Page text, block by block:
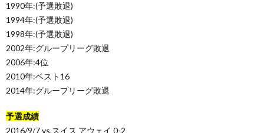
1990年:(予選敗退)
1994年:(予選敗退)
1998年:(予選敗退)
2002年:グループリーグ敗退
2006年:4位
2010年:ベスト16
2014年:グループリーグ敗退
予選成績
2016/9/7 vs.スイス アウェイ 0-2